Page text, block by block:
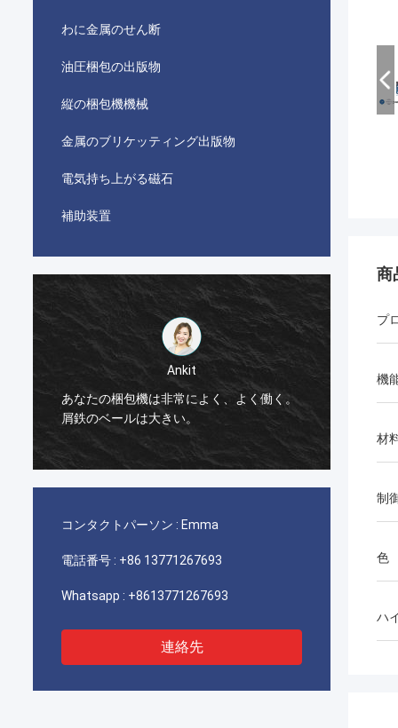
わに金属のせん断
油圧梱包の出版物
縦の梱包機機械
金属のブリケッティング出版物
電気持ち上がる磁石
補助装置
く、よく働く。
梱包機機械は非常によく働く。
コンタクトパーソン : Emma
電話番号 : +86 13771267693
Whatsapp : +8613771267693
連絡先
商
プ
機
材
制
色
ハ